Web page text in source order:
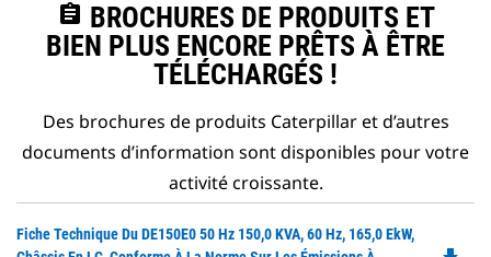
assignment BROCHURES DE PRODUITS ET
BIEN PLUS ENCORE PRÊTS À ÊTRE
TÉLÉCHARGÉS !
Des brochures de produits Caterpillar et d’autres
documents d’information sont disponibles pour votre
activité croissante.
Fiche Technique Du DE150E0 50 Hz 150,0 KVA, 60 Hz, 165,0 EkW,